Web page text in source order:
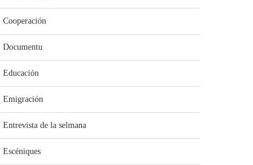
Cooperación
Documentu
Educación
Emigración
Entrevista de la selmana
Escéniques